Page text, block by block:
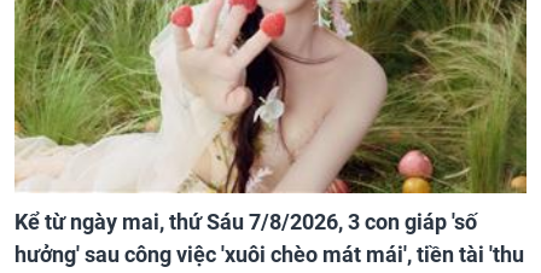
Kể từ ngày mai, thứ Sáu 7/8/2026, 3 con giáp 'số
hưởng' sau công việc 'xuôi chèo mát mái', tiền tài 'thu